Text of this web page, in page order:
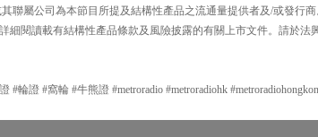
聯屬公司為本節目所提及結構性產品之流通量提供者及/或發行
細閱讀載有結構性產品條款及風險披露的有關上市文件。請於法興
#輪證 #窩輪 #牛熊證 #metroradio #metroradiohk